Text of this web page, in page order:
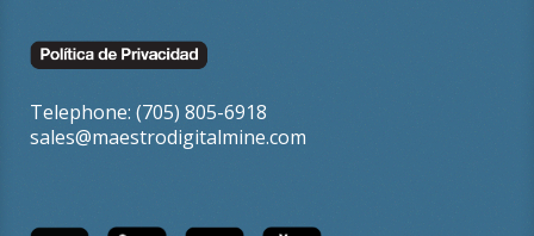
Telephone: (705) 805-6918
sales@maestrodigitalmine.com